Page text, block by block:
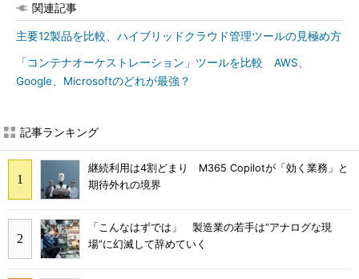
関連記事
主要12製品を比較、ハイブリッドクラウド管理ツールの見極め方
「コンテナオーケストレーション」ツールを比較 AWS、
Google、Microsoftのどれが最強？
記事ランキング
継続利用は4割どまり M365 Copilotが「効く業務」と
期待外れの境界
「こんなはずでは」 製造業の若手は“アナログな現
場”に幻滅して辞めていく